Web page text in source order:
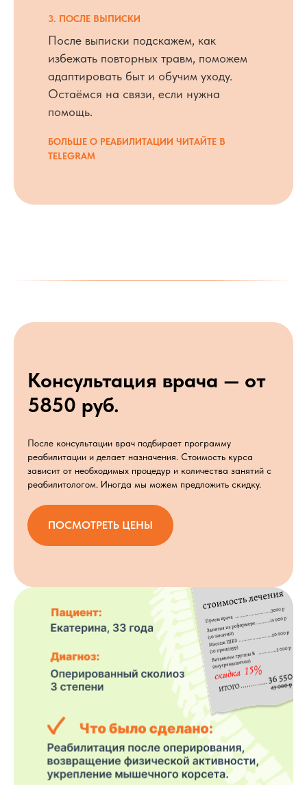
3. ПОСЛЕ ВЫПИСКИ
После выписки подскажем, как
избежать повторных травм, поможем
адаптировать быт и обучим уходу.
Остаёмся на связи, если нужна
помощь.
БОЛЬШЕ О РЕАБИЛИТАЦИИ ЧИТАЙТЕ В
TELEGRAM
Консультация врача — от
5850 руб.
После консультации врач подбирает программу
реабилитации и делает назначения. Стоимость курса
зависит от необходимых процедур и количества занятий с
реабилитологом. Иногда мы можем предложить скидку.
ПОСМОТРЕТЬ ЦЕНЫ